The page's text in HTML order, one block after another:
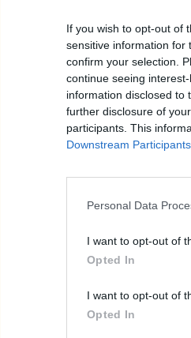
If you wish to opt-out of
sensitive information for
confirm your selection.
continue seeing
information disclosed to
further disclosure of
participants. This
Downstream Participants
Personal Data
I want to opt-out of
Opted In
I want to opt-out of
Opted In
a mít nebudu
a mít nebudu
a mít nebudu
mít nebudu
a mít nebudu
a mít nebudu
a mít nebudu